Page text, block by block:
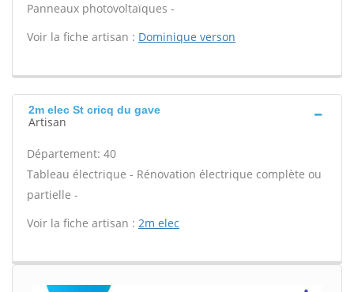
Panneaux photovoltaïques -
Voir la fiche artisan : Dominique verson
2m elec St cricq du gave
Artisan
Département: 40
Tableau électrique - Rénovation électrique complète ou
partielle -
Voir la fiche artisan : 2m elec